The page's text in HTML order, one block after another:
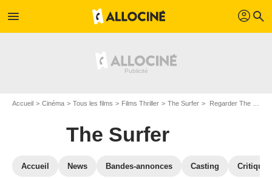
menu profil search
Accueil Cinéma Tous les films Films Thriller The Surfer Regarder The Surfer en SVOD
The Surfer
Accueil News Bandes-annonces Casting